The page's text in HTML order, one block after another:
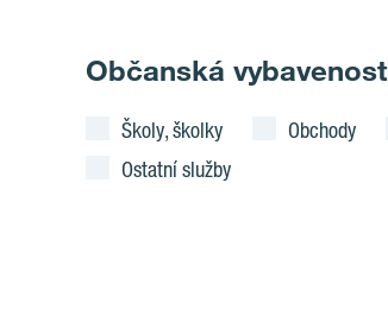
Občanská vybavenost
Školy, školky Obchody
Ostatní služby